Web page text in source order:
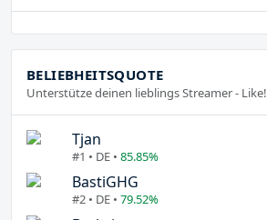
BELIEBHEITSQUOTE
Unterstütze deinen lieblings Streamer - Like!
Tjan
#1 • DE • 85.85%
BastiGHG
#2 • DE • 79.52%